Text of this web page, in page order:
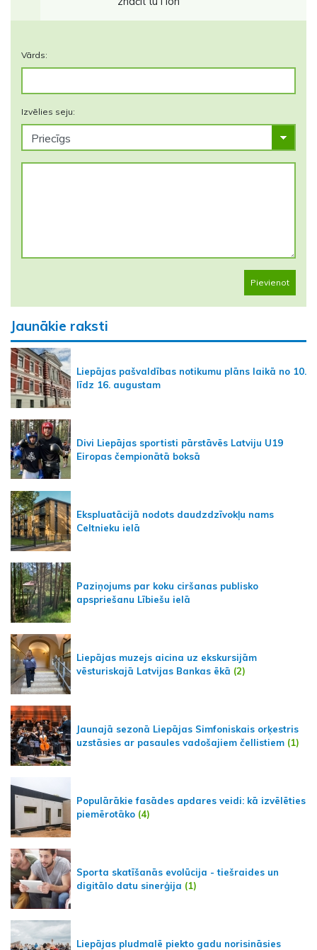
Vārds:
Izvēlies seju:
Pievienot
Jaunākie raksti
Liepājas pašvaldības notikumu plāns laikā no 10.
līdz 16. augustam
Divi Liepājas sportisti pārstāvēs Latviju U19
Eiropas čempionātā boksā
Ekspluatācijā nodots daudzdzīvokļu nams
Celtnieku ielā
Paziņojums par koku ciršanas publisko
apspriešanu Lībiešu ielā
Liepājas muzejs aicina uz ekskursijām
vēsturiskajā Latvijas Bankas ēkā (2)
Jaunajā sezonā Liepājas Simfoniskais orķestris
uzstāsies ar pasaules vadošajiem čellistiem (1)
Populārākie fasādes apdares veidi: kā izvēlēties
piemērotāko (4)
Sporta skatīšanās evolūcija - tiešraides un
digitālo datu sinerģija (1)
Liepājas pludmalē piekto gadu norisināsies